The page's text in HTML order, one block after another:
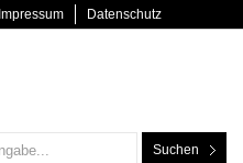
Impressum Datenschutz
Suchen